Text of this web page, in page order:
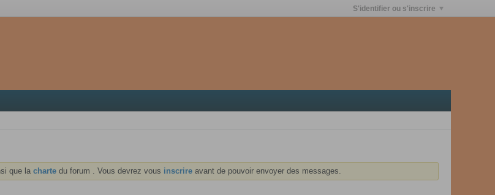
S'identifier ou s'inscrire
que la charte du forum . Vous devrez vous inscrire avant de pouvoir envoyer des messages.